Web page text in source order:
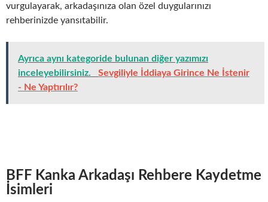
vurgulayarak, arkadaşınıza olan özel duygularınızı
rehberinizde yansıtabilir.
Ayrıca aynı kategoride bulunan diğer yazımızı
inceleyebilirsiniz.
Sevgiliyle İddiaya Girince Ne İstenir
- Ne Yaptırılır?
BFF Kanka Arkadaşı Rehbere Kaydetme
İsimleri